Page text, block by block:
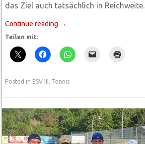
das Ziel auch tatsächlich in Reichweite.
Continue reading →
Teilen mit:
Posted in ESV III , Tennis